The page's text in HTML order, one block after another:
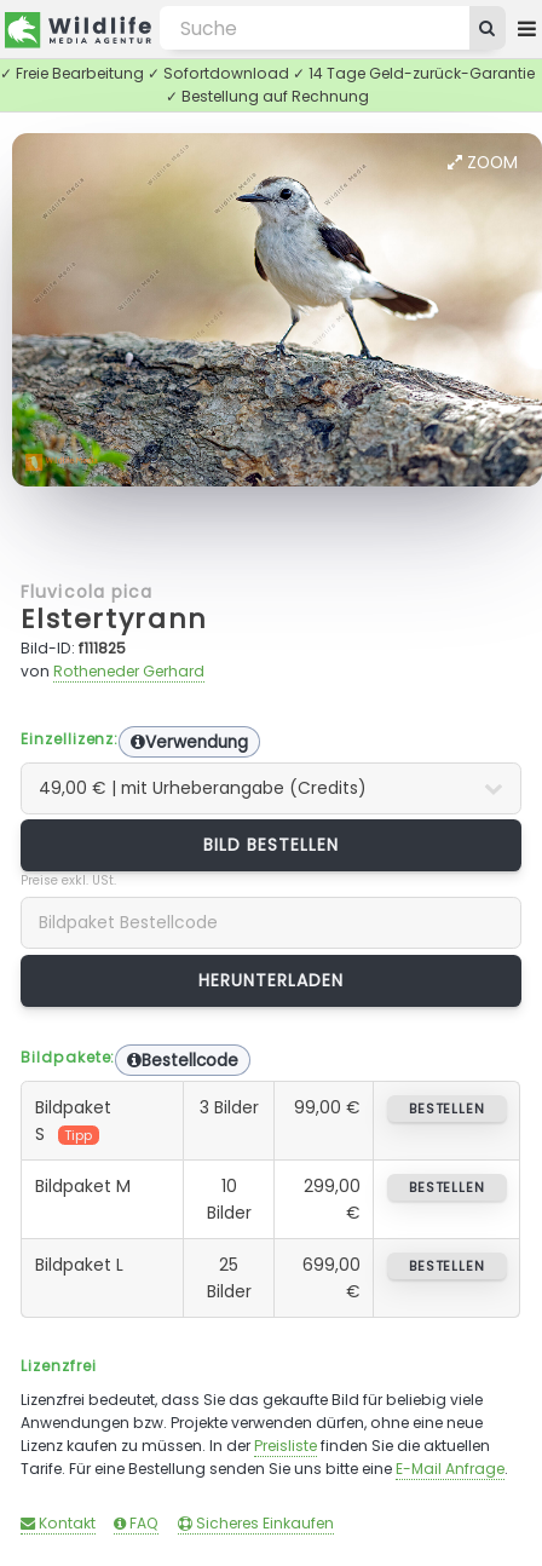
✓ Freie Bearbeitung ✓ Sofortdownload ✓ 14 Tage Geld-zurück-Garantie
✓ Bestellung auf Rechnung
ZOOM
Fluvicola pica
Elstertyrann
Bild-ID:f111825
vonRotheneder Gerhard
Einzellizenz: Verwendung
BILD BESTELLEN
Preise exkl. USt.
Bildpakete: Bestellcode
Bildpaket
S
Tipp
3 Bilder 99,00 € BESTELLEN
Bildpaket M
10
Bilder
299,00
€
BESTELLEN
Bildpaket L
25
Bilder
699,00
€
BESTELLEN
Lizenzfrei
Lizenzfrei bedeutet, dass Sie das gekaufte Bild für beliebig viele
Anwendungen bzw. Projekte verwenden dürfen, ohne eine neue
Lizenz kaufen zu müssen. In derPreislistefinden Sie die aktuellen
Tarife. Für eine Bestellung senden Sie uns bitte eineE-Mail Anfrage.
Kontakt FAQ Sicheres Einkaufen